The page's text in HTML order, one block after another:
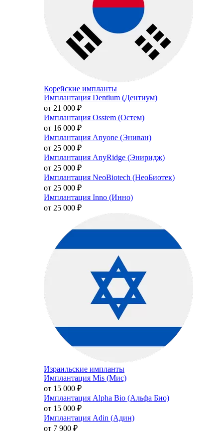
Корейские импланты
Имплантация Dentium (Дентиум)
от 21 000 ₽
Имплантация Osstem (Остем)
от 16 000 ₽
Имплантация Anyone (Эниван)
от 25 000 ₽
Имплантация AnyRidge (Эниридж)
от 25 000 ₽
Имплантация NeoBiotech (НеоБиотек)
от 25 000 ₽
Имплантация Inno (Инно)
от 25 000 ₽
Израильские импланты
Имплантация Mis (Мис)
от 15 000 ₽
Имплантация Alpha Bio (Альфа Био)
от 15 000 ₽
Имплантация Adin (Адин)
от 7 900 ₽